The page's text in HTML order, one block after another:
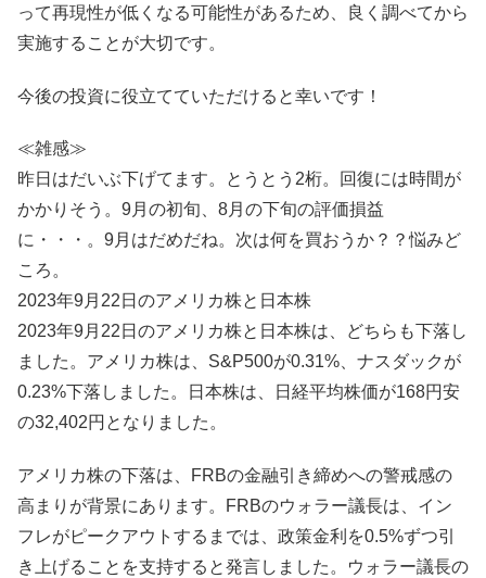
って再現性が低くなる可能性があるため、良く調べてから
実施することが大切です。
今後の投資に役立てていただけると幸いです！
≪雑感≫
昨日はだいぶ下げてます。とうとう2桁。回復には時間が
かかりそう。9月の初旬、8月の下旬の評価損益
に・・・。9月はだめだね。次は何を買おうか？？悩みど
ころ。
2023年9月22日のアメリカ株と日本株
2023年9月22日のアメリカ株と日本株は、どちらも下落し
ました。アメリカ株は、S&P500が0.31%、ナスダックが
0.23%下落しました。日本株は、日経平均株価が168円安
の32,402円となりました。
アメリカ株の下落は、FRBの金融引き締めへの警戒感の
高まりが背景にあります。FRBのウォラー議長は、イン
フレがピークアウトするまでは、政策金利を0.5%ずつ引
き上げることを支持すると発言しました。ウォラー議長の